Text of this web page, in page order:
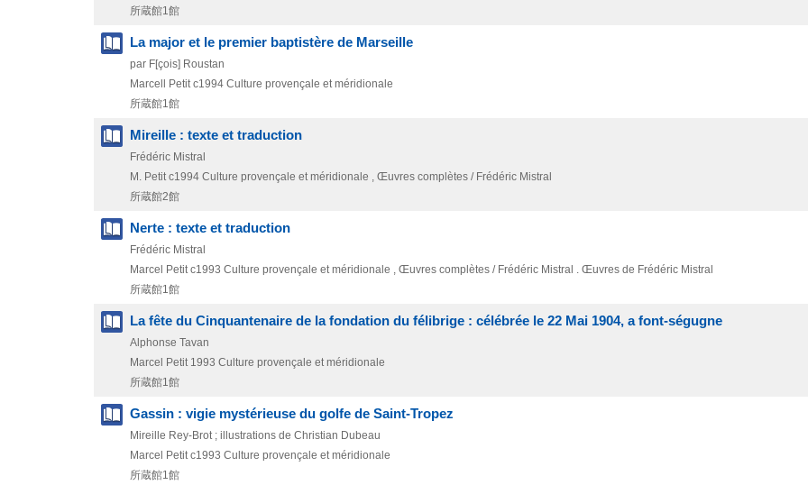
所蔵館1館
La major et le premier baptistère de Marseille
par F[çois] Roustan
Marcell Petit c1994 Culture provençale et méridionale
所蔵館1館
Mireille : texte et traduction
Frédéric Mistral
M. Petit c1994 Culture provençale et méridionale , Œuvres complètes / Frédéric Mistral
所蔵館2館
Nerte : texte et traduction
Frédéric Mistral
Marcel Petit c1993 Culture provençale et méridionale , Œuvres complètes / Frédéric Mistral . Œuvres de Frédéric Mistral
所蔵館1館
La fête du Cinquantenaire de la fondation du félibrige : célébrée le 22 Mai 1904, a font-ségugne
Alphonse Tavan
Marcel Petit 1993 Culture provençale et méridionale
所蔵館1館
Gassin : vigie mystérieuse du golfe de Saint-Tropez
Mireille Rey-Brot ; illustrations de Christian Dubeau
Marcel Petit c1993 Culture provençale et méridionale
所蔵館1館